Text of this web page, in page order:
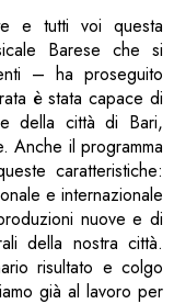
e tutti voi questa
Barese che si
– ha proseguito
è stata capace di
della città di Bari,
Anche il programma
caratteristiche:
e internazionale
nuove e di
della nostra città.
risultato e colgo
già al lavoro per